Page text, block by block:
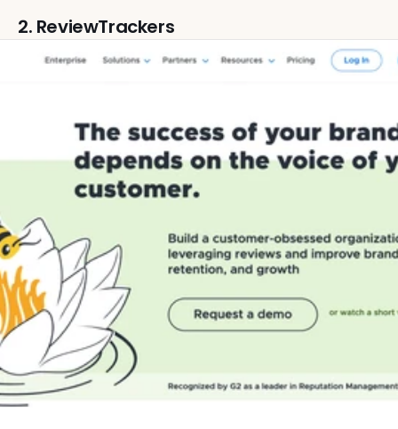
2. ReviewTrackers